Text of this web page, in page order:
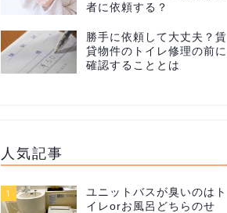
者に依頼する？
勝手に依頼して大丈夫？賃
貸物件のトイレ修理の前に
確認することとは
人気記事
1
ユニットバスが臭いのはト
イレorお風呂どちらのせ